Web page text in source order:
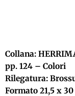
Collana:
pp. 124 – Colori
Rilegatura:
Formato 21,5 x 30